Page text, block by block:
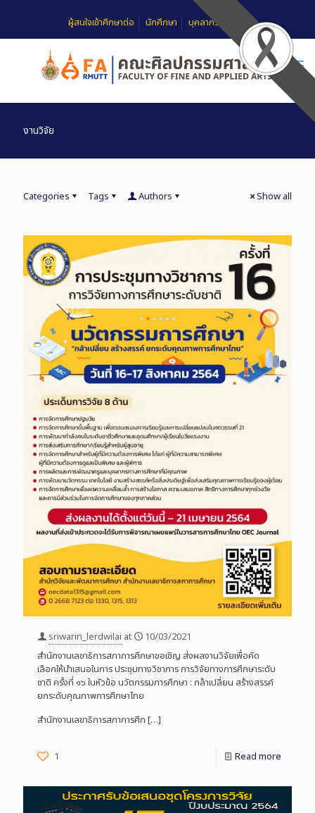
ผู้สนใจเข้าศึกษาต่อ นักศึกษา บุคลากร
งานวิจัย
Categories Tags Authors Show all
sriwarin_lerdwilai at
10/03/2021
สำนักงานเลขาธิการสภาการศึกษาขอเชิญ ส่งผลงานวิจัยเพื่อคัด
เลือกให้นำเสนอในการ ประชุมทางวิชาการ การวิจัยทางการศึกษาระดับ
ชาติ ครั้งที่ ๑๖ ในหัวข้อ นวัตกรรมการศึกษา : กล้าเปลี่ยน สร้างสรรค์
ยกระดับคุณภาพการศึกษาไทย
สำนักงานเลขาธิการสภาการศึก […]
1 Read more